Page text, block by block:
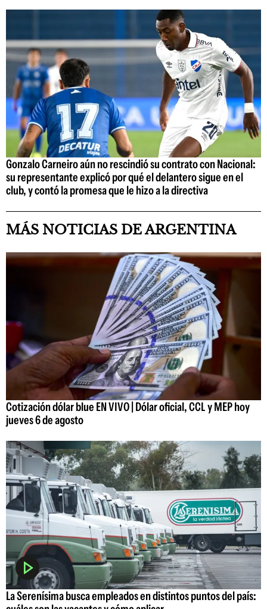
Gonzalo Carneiro aún no rescindió su contrato con Nacional:
su representante explicó por qué el delantero sigue en el
club, y contó la promesa que le hizo a la directiva
MÁS NOTICIAS DE ARGENTINA
Cotización dólar blue EN VIVO | Dólar oficial, CCL y MEP hoy
jueves 6 de agosto
La Serenísima busca empleados en distintos puntos del país: